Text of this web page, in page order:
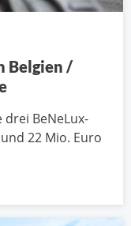
Belgien /
BeNeLux-
22 Mio. Euro